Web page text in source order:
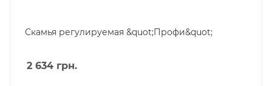
Скамья регулируемая &quot;Профи&quot;
2 634 грн.